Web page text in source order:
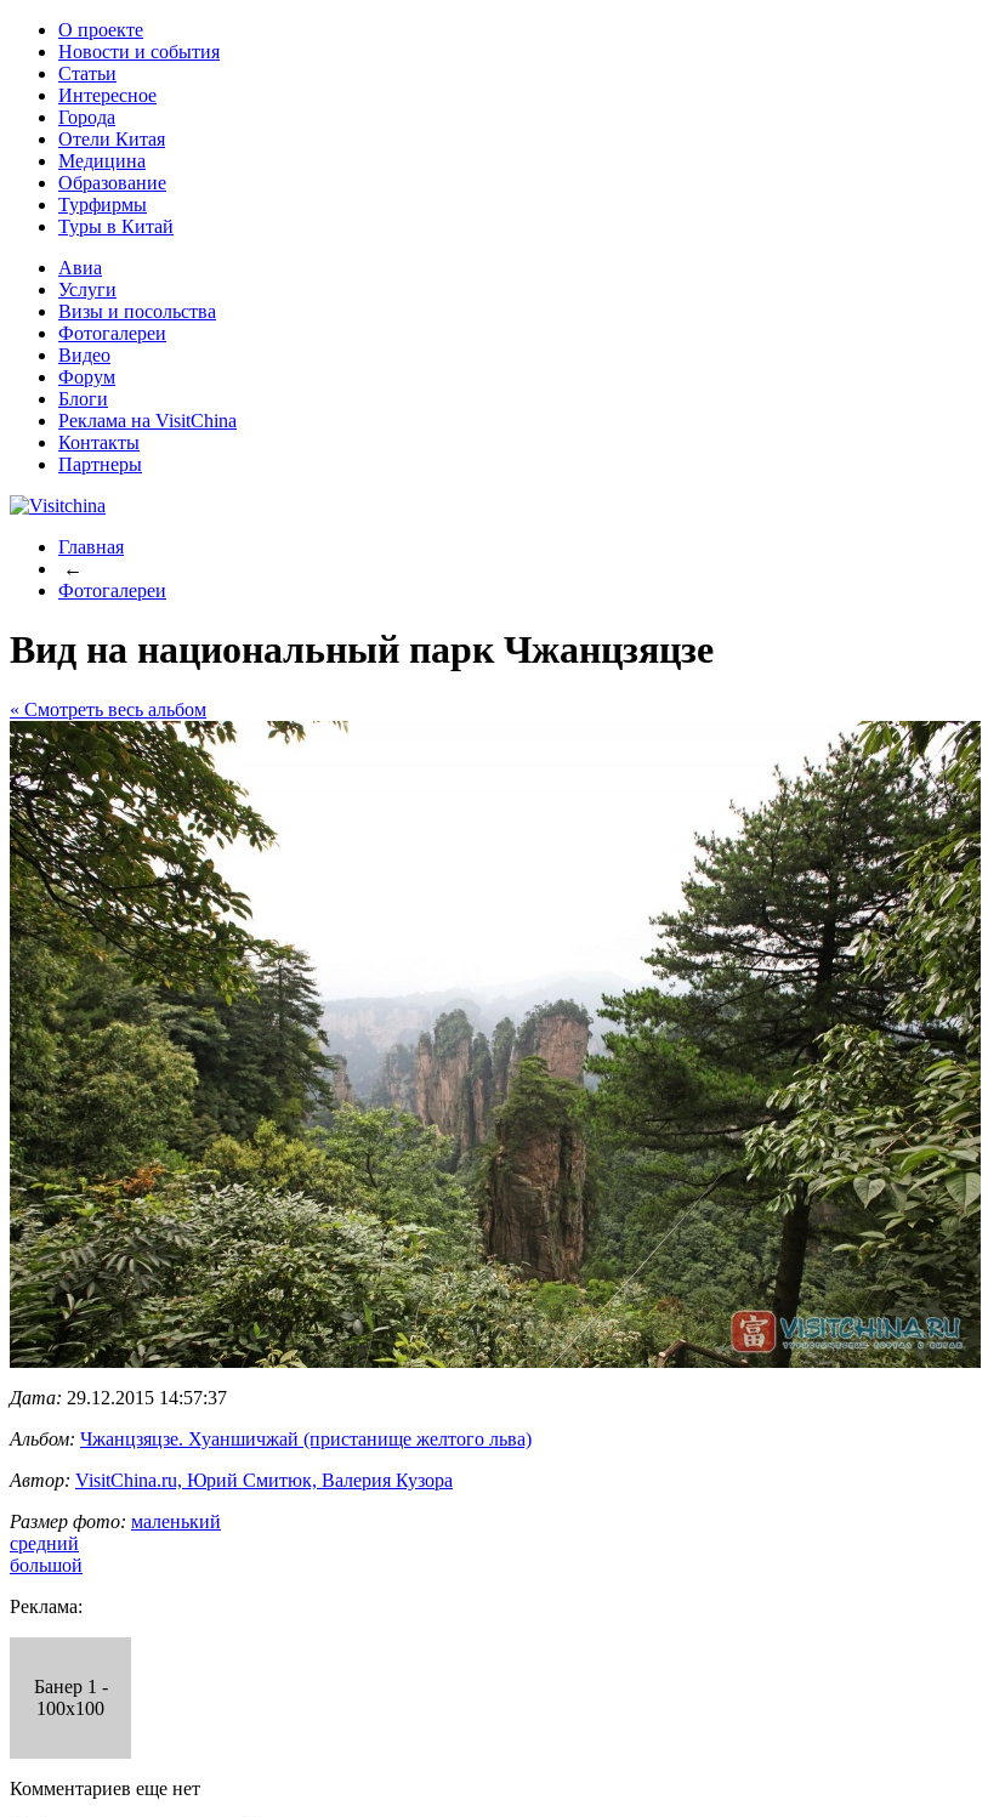
О проекте
Новости и события
Статьи
Интересное
Города
Отели Китая
Медицина
Образование
Турфирмы
Туры в Китай
Авиа
Услуги
Визы и посольства
Фотогалереи
Видео
Форум
Блоги
Реклама на VisitChina
Контакты
Партнеры
Главная
←
Фотогалереи
Вид на национальный парк Чжанцзяцзе
« Cмотреть весь альбом
Дата: 29.12.2015 14:57:37
Альбом: Чжанцзяцзе. Хуаншичжай (пристанище желтого льва)
Автор: VisitChina.ru, Юрий Смитюк, Валерия Кузора
Размер фото: маленький
средний
большой
Реклама:
Банер 1 -
100x100
Комментариев еще нет